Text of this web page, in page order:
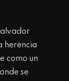
herencia
como un
se